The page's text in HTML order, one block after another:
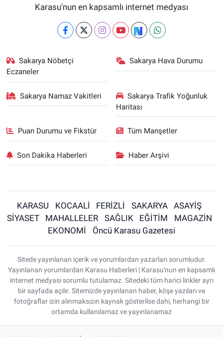
Karasu'nun en kapsamlı internet medyası
Sakarya Nöbetçi
Eczaneler
Sakarya Hava Durumu
Sakarya Namaz Vakitleri
Sakarya Trafik Yoğunluk
Haritası
Puan Durumu ve Fikstür Tüm Manşetler
Son Dakika Haberleri Haber Arşivi
KARASU KOCAALİ FERİZLİ SAKARYA
ASAYİŞ
SİYASET
MAHALLELER SAĞLIK EĞİTİM
MAGAZİN
EKONOMİ
Öncü Karasu Gazetesi
Sitede yayınlanan içerik ve yorumlardan yazarları sorumludur.
Yayınlanan yorumlardan Karasu Haberleri | Karasu'nun en kapsamlı
internet medyası sorumlu tutulamaz. Sitedeki tüm harici linkler ayrı
bir sayfada açılır. Sitemizde yayınlanan haber, köşe yazıları ve
fotoğraflar izin alınmaksızın kaynak gösterilse dahi, herhangi bir
ortamda kullanılamaz ve yayınlanamaz